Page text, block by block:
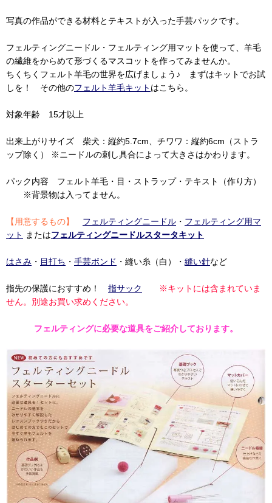
写真の作品ができる材料とテキストが入った手芸パックです。
フェルティングニードル・フェルティング用マットを使って、羊毛
の繊維をからめて形づくるマスコットを作ってみませんか。
ちくちくフェルト羊毛の世界を広げましょう♪ まずはキットでお試
しを！ その他のフェルト羊毛キット はこちら。
対象年齢 15才以上
出来上がりサイズ 柴犬：縦約5.7cm、チワワ：縦約6cm（ストラ
ップ除く） ※ニードルの刺し具合によって大きさはかわります。
パック内容 フェルト羊毛・目・ストラップ・テキスト（作り方）
※背景物は入ってません。
【用意するもの】 フェルティングニードル ・ フェルティング用マ
ット
またはフェルティングニードルスタータキット
はさみ ・ 目打ち ・ 手芸ボンド ・縫い糸（白）・ 縫い針など
指先の保護におすすめ！ 指サック
※キットには含まれていま
せん。別途お買い求めください。
フェルティングに必要な道具をご紹介しております。